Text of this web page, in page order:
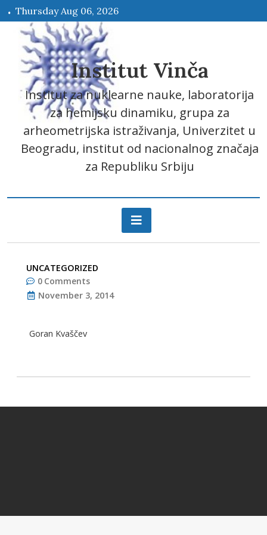
Skip
to
content
Thursday Aug 06, 2026
Institut Vinča
Institut za nuklearne nauke, laboratorija
za hemijsku dinamiku, grupa za
arheometrijska istraživanja, Univerzitet u
Beogradu, institut od nacionalnog značaja
za Republiku Srbiju
UNCATEGORIZED
0 Comments
November 3, 2014
Goran Kvaščev